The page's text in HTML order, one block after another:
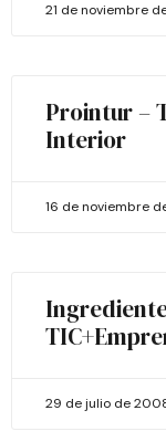
21 de noviembre
Prointur –
Interior
16 de noviembre
29 de julio de